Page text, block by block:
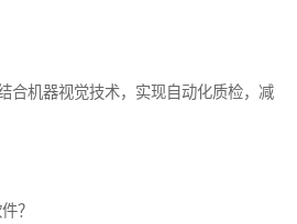
合机器视觉技术，实现自动化质检，减
？